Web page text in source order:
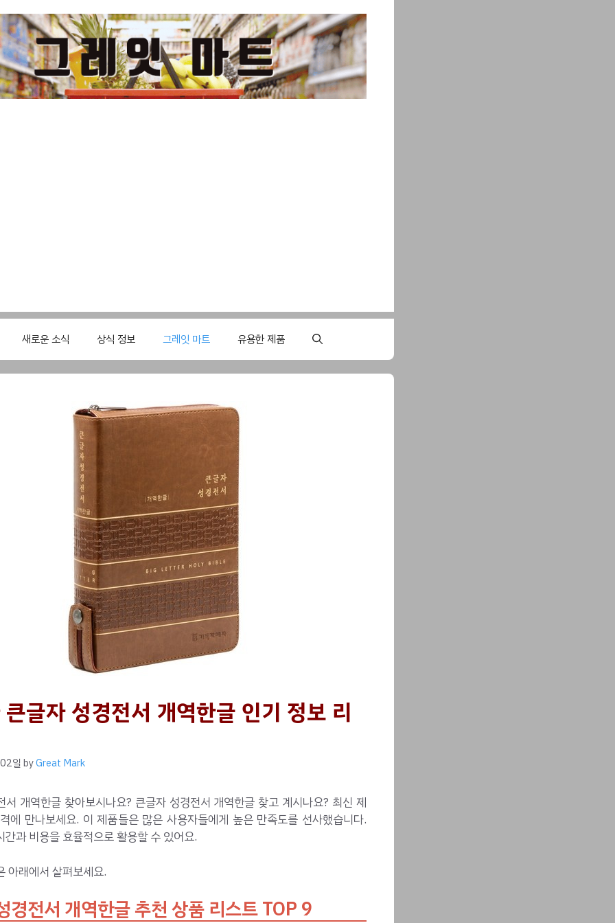
새로운 소식 상식 정보 그레잇 마트 유용한 제품
글자 성경전서 개역한글 인기 정보 리
일 byGreat Mark
서 개역한글 찾아보시나요? 큰글자 성경전서 개역한글 찾고 계시나요? 최신 제
에 만나보세요. 이 제품들은 많은 사용자들에게 높은 만족도를 선사했습니다.
간과 비용을 효율적으로 활용할 수 있어요.
아래에서 살펴보세요.
경전서 개역한글 추천 상품 리스트 TOP 9